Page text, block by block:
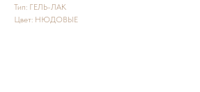
Тип: ГЕЛЬ-ЛАК
Цвет: НЮДОВЫЕ